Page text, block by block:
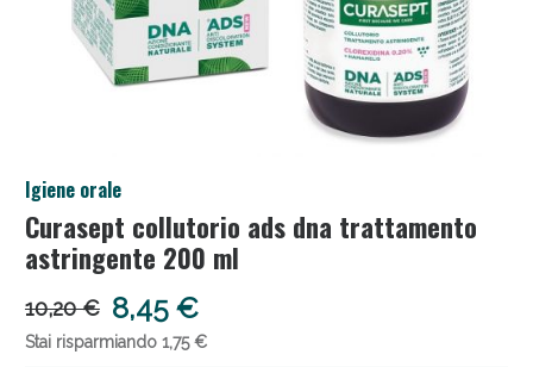
Igiene orale
Curasept collutorio ads dna trattamento
astringente 200 ml
10,20 € 8,45 €
Stai risparmiando 1,75 €
Salini e Multivitaminici: oggi Sconto extra fino al